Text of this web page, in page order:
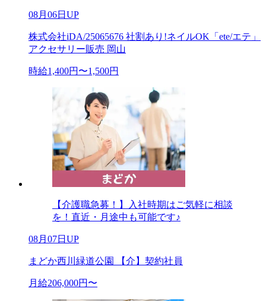
08月06日UP
株式会社iDA/25065676 社割あり!ネイルOK「ete/エテ」
アクセサリー販売 岡山
時給1,400円〜1,500円
【介護職急募！】入社時期はご気軽に相談
を！直近・月途中も可能です♪
08月07日UP
まどか西川緑道公園 【介】契約社員
月給206,000円〜